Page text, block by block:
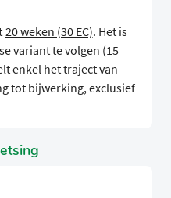
20 weken (30 EC). Het is
variant te volgen (15
enkel het traject van
tot bijwerking, exclusief